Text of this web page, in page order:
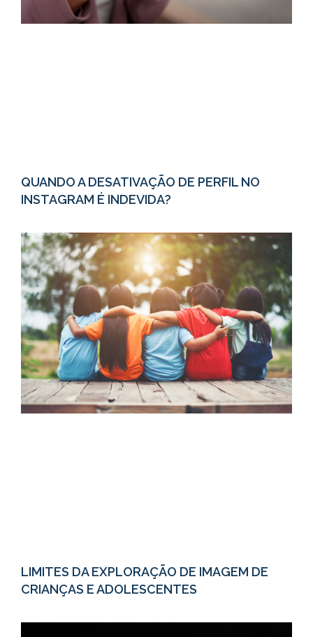
QUANDO A DESATIVAÇÃO DE PERFIL NO
INSTAGRAM É INDEVIDA?
LIMITES DA EXPLORAÇÃO DE IMAGEM DE
CRIANÇAS E ADOLESCENTES